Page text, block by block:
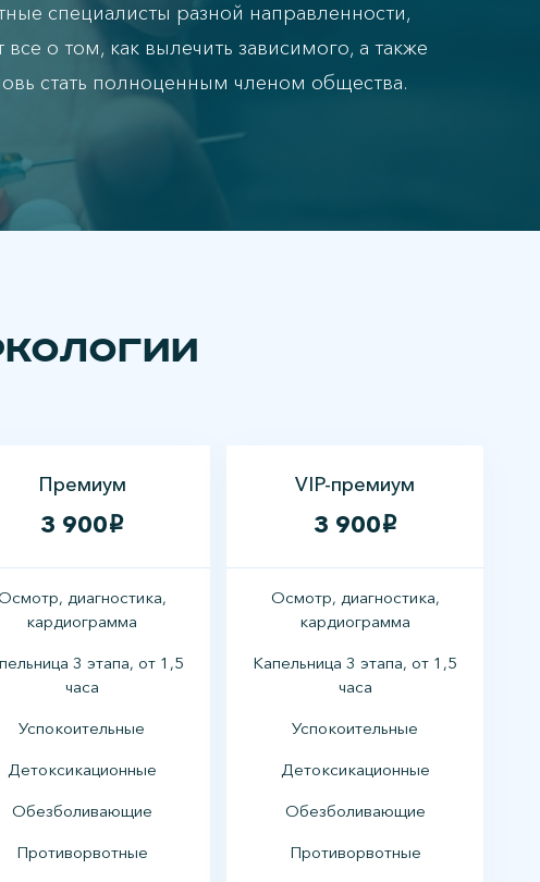
специалисты разной направленности,
о том, как вылечить зависимого, а также
стать полноценным членом общества.
Премиум
3 900i
Осмотр, диагностика,
кардиограмма
3 этапа, от 1,5
часа
Успокоительные
Детоксикационные
Обезболивающие
Противорвотные
VIP-премиум
3 900i
Осмотр, диагностика,
кардиограмма
Капельница 3 этапа, от 1,5
часа
Успокоительные
Детоксикационные
Обезболивающие
Противорвотные